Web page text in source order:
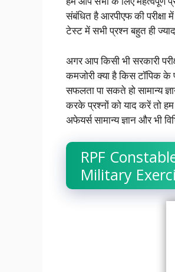
b
o
o
k
s
A
p
p
t
e
r
e
d
I
n
संबंधित है आरपीएफ की
टेस्ट में सभी प्रश्न बहुत ही
अगर आप किसी भी सरकारी
कमजोरी क्या है किस टॉपिक के
सफलता पा सकते हो सामान्य
करके प्रश्नों को याद करें तो
अफेयर्स सामान्य ज्ञान और भी
RPF
Military